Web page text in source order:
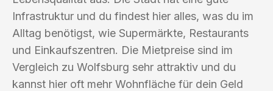
Infrastruktur und du findest hier alles, was du im
Alltag benötigst, wie Supermärkte, Restaurants
und Einkaufszentren. Die Mietpreise sind im
Vergleich zu Wolfsburg sehr attraktiv und du
kannst hier oft mehr Wohnfläche für dein Geld